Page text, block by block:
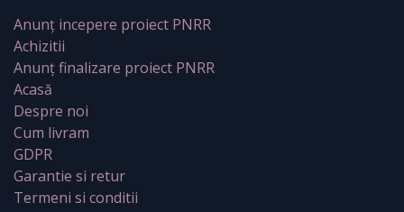
Anunț incepere proiect PNRR
Achizitii
Anunț finalizare proiect PNRR
Acasă
Despre noi
Cum livram
GDPR
Garantie si retur
Termeni si conditii